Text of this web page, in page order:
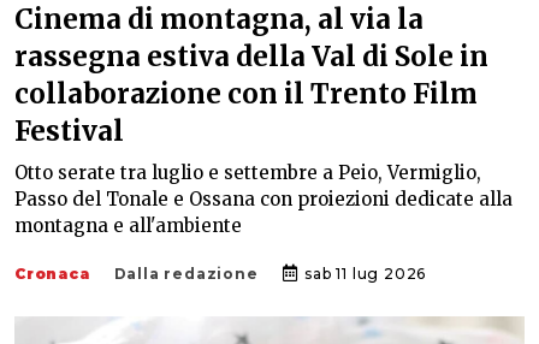
Cinema di montagna, al via la
rassegna estiva della Val di Sole in
collaborazione con il Trento Film
Festival
Otto serate tra luglio e settembre a Peio, Vermiglio,
Passo del Tonale e Ossana con proiezioni dedicate alla
montagna e all'ambiente
Cronaca Dalla redazione sab 11 lug 2026